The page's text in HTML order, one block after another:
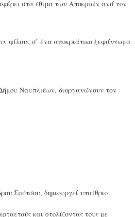
στα έθιμα των Αποκριών ανά τον
φίλους σ’ ένα αποκριάτικο ξεφάντωμα
Ναυπλιέων, διοργανώνουν τον
Σούτσου, δημιουργεί υπαίθριο
και στολίζοντας τους με